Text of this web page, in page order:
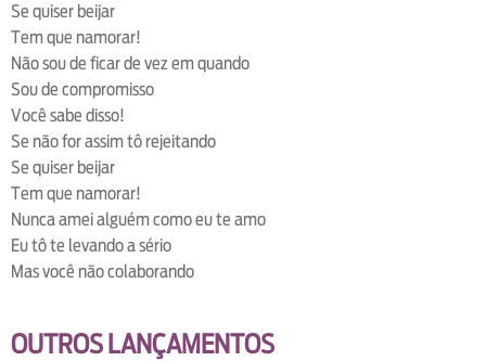
Se quiser beijar
Tem que namorar!
Não sou de ficar de vez em quando
Sou de compromisso
Você sabe disso!
Se não for assim tô rejeitando
Se quiser beijar
Tem que namorar!
Nunca amei alguém como eu te amo
Eu tô te levando a sério
Mas você não colaborando
OUTROS LANÇAMENTOS